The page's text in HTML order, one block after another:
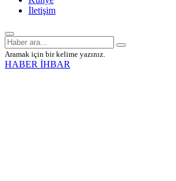
İletişim
Aramak için bir kelime yazınız.
HABER İHBAR